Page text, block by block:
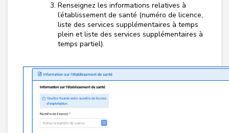
Renseignez les informations relatives à
l’établissement de santé (numéro de licence,
liste des services supplémentaires à temps
plein et liste des services supplémentaires à
temps partiel).